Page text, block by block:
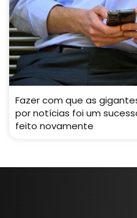
Fazer com que as
por notícias foi um
feito novamente